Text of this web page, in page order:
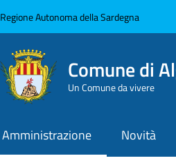
Regione Autonoma della Sardegna
Comune di
Un Comune da vivere
Amministrazione Novità